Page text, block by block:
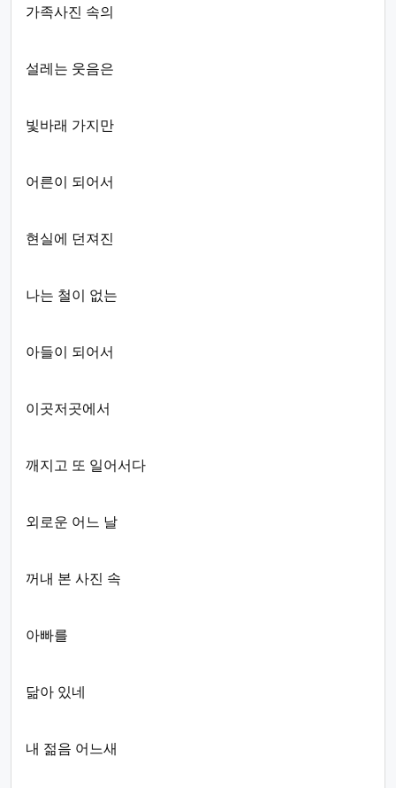
가족사진 속의
설레는 웃음은
빛바래 가지만
어른이 되어서
현실에 던져진
나는 철이 없는
아들이 되어서
이곳저곳에서
깨지고 또 일어서다
외로운 어느 날
꺼내 본 사진 속
아빠를
닮아 있네
내 젊음 어느새